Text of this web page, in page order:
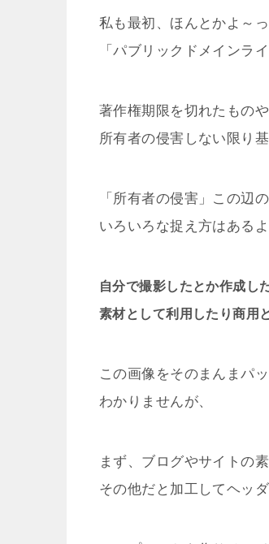
私も最初、ほんとかよ～
「パブリックドメインラ
著作権期限を切れたもの
所有者の侵害しない限り
「所有者の侵害」この辺
いろいろな捉え方はあるよ
自分で撮影したとか作成し
素材として利用したり商用
この画像をそのまんまパ
わかりませんが、
まず、ブログやサイトの
その他だと加工してヘッ